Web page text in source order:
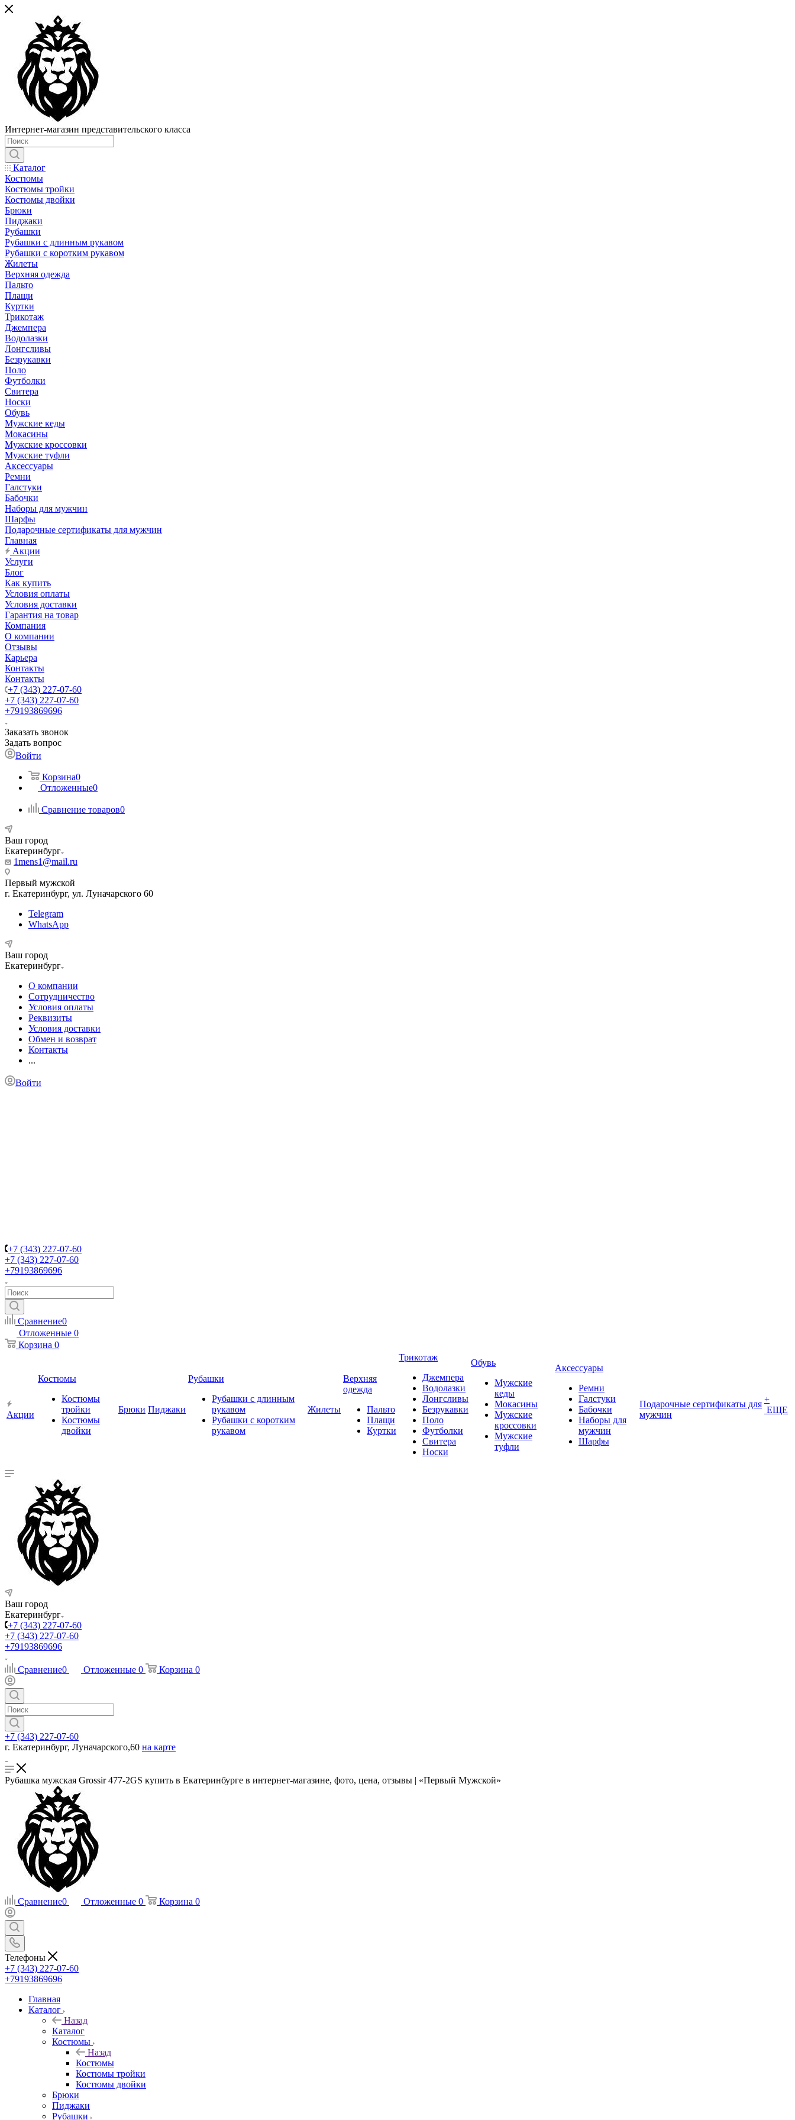
Интернет-магазин представительского класса
Каталог
Костюмы
Костюмы тройки
Костюмы двойки
Брюки
Пиджаки
Рубашки
Рубашки с длинным рукавом
Рубашки с коротким рукавом
Жилеты
Верхняя одежда
Пальто
Плащи
Куртки
Трикотаж
Джемпера
Водолазки
Лонгсливы
Безрукавки
Поло
Футболки
Свитера
Носки
Обувь
Мужские кеды
Мокасины
Мужские кроссовки
Мужские туфли
Аксессуары
Ремни
Галстуки
Бабочки
Наборы для мужчин
Шарфы
Подарочные сертификаты для мужчин
Главная
Акции
Услуги
Блог
Как купить
Условия оплаты
Условия доставки
Гарантия на товар
Компания
О компании
Отзывы
Карьера
Контакты
Контакты
+7 (343) 227-07-60
+7 (343) 227-07-60
+79193869696
Заказать звонок
Задать вопрос
Войти
Корзина0
Отложенные0
Сравнение товаров0
Ваш город
Екатеринбург
1mens1@mail.ru
Первый мужской
г. Екатеринбург, ул. Луначарского 60
Telegram
WhatsApp
Ваш город
Екатеринбург
О компании
Сотрудничество
Условия оплаты
Реквизиты
Условия доставки
Обмен и возврат
Контакты
...
Войти
+7 (343) 227-07-60
+7 (343) 227-07-60
+79193869696
Сравнение0
Отложенные 0
Корзина 0
Акции
Костюмы
Костюмы
тройки
Костюмы
двойки
Брюки Пиджаки
Рубашки
Рубашки с длинным
рукавом
Рубашки с коротким
рукавом
Жилеты
Верхняя
одежда
Пальто
Плащи
Куртки
Трикотаж
Джемпера
Водолазки
Лонгсливы
Безрукавки
Поло
Футболки
Свитера
Носки
Обувь
Мужские
кеды
Мокасины
Мужские
кроссовки
Мужские
туфли
Аксессуары
Ремни
Галстуки
Бабочки
Наборы для
мужчин
Шарфы
Подарочные сертификаты для
мужчин
+
ЕЩЕ
Ваш город
Екатеринбург
+7 (343) 227-07-60
+7 (343) 227-07-60
+79193869696
Сравнение0 Отложенные 0 Корзина 0
+7 (343) 227-07-60
г. Екатеринбург, Луначарского,60 на карте
Рубашка мужская Grossir 477-2GS купить в Екатеринбурге в интернет-магазине, фото, цена, отзывы | «Первый Мужской»
Сравнение0 Отложенные 0 Корзина 0
Телефоны
+7 (343) 227-07-60
+79193869696
Главная
Каталог
Назад
Каталог
Костюмы
Назад
Костюмы
Костюмы тройки
Костюмы двойки
Брюки
Пиджаки
Рубашки